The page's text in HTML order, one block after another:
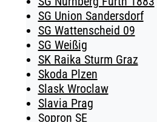
SG Union Sandersdorf
SG Wattenscheid 09
SG Weißig
SK Raika Sturm Graz
Skoda Plzen
Slask Wroclaw
Slavia Prag
Sopron SE